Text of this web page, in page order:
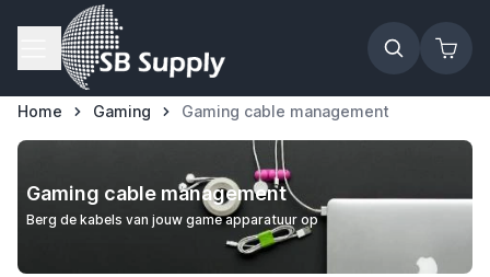
Ga naar de inhoud
Home Gaming Gaming cable management
Gaming cable management
Berg de kabels van jouw game apparatuur op